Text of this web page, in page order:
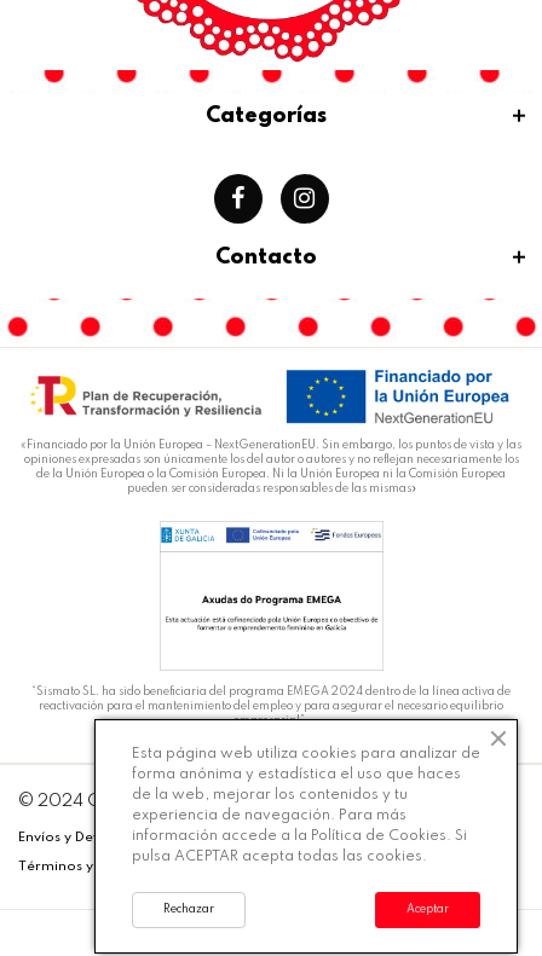
Categorías
Contacto
«Financiado por la Unión Europea – NextGenerationEU. Sin embargo, los puntos de vista y las
opiniones expresadas son únicamente los del autor o autores y no reflejan necesariamente los
de la Unión Europea o la Comisión Europea. Ni la Unión Europea ni la Comisión Europea
pueden ser consideradas responsables de las mismas»
“Sismato SL. ha sido beneficiaria del programa EMEGA 2024 dentro de la línea activa de
reactivación para el mantenimiento del empleo y para asegurar el necesario equilibrio
empresarial”.
© 2024 Carmiña Moda - Desarrollado porSilicon
Envíos y Devoluciones Política de Privacidad
Aviso Legal
Términos y Condiciones
Cookies
Esta página web utiliza cookies para analizar de
forma anónima y estadística el uso que haces
de la web, mejorar los contenidos y tu
experiencia de navegación. Para más
información accede a la Política de Cookies. Si
pulsa ACEPTAR acepta todas las cookies.
Aceptar
Rechazar